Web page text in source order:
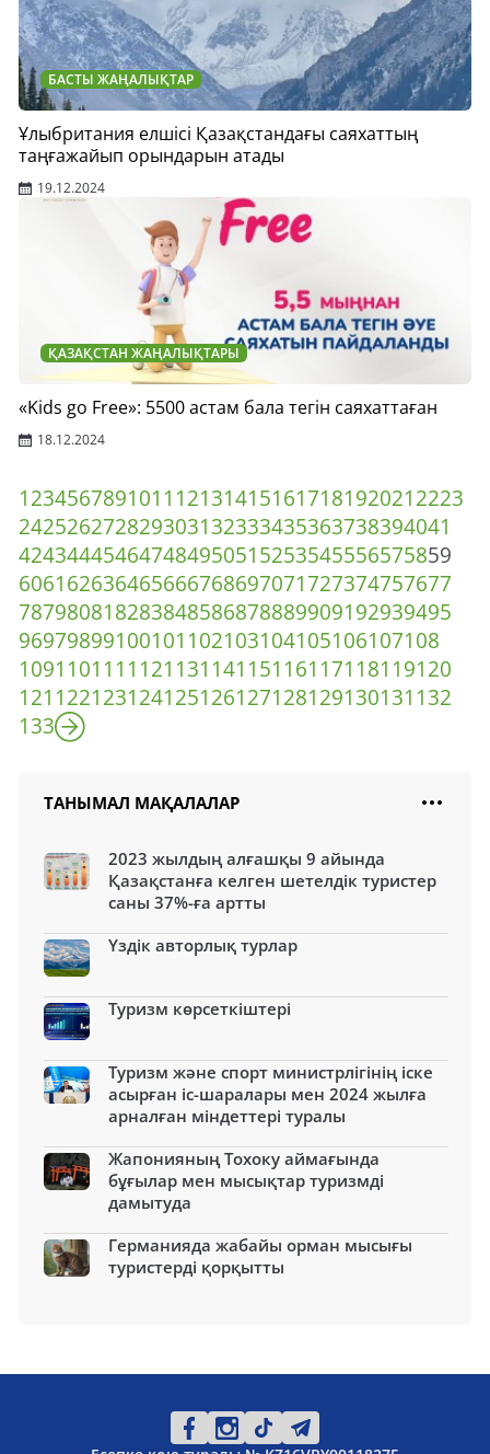
БАСТЫ ЖАҢАЛЫҚТАР
Ұлыбритания елшісі Қазақстандағы саяхаттың
таңғажайып орындарын атады
19.12.2024
ҚАЗАҚСТАН ЖАҢАЛЫҚТАРЫ
«Kids go Free»: 5500 астам бала тегін саяхаттаған
18.12.2024
1234567891011 121314151617181920212223
242526272829303132333435363738394041
424344454647484950515253545556575859
606162636465666768697071727374757677
787980818283848586878889909192939495
96979899100101 102103104105106107108
109110111 112113114115116117118119120
121 122123124125126127128129130131 132
133
ТАНЫМАЛ МАҚАЛАЛАР
2023 жылдың алғашқы 9 айында
Қазақстанға келген шетелдік туристер
саны 37%-ға артты
Үздік авторлық турлар
Туризм көрсеткіштері
Туризм және спорт министрлігінің іске
асырған іс-шаралары мен 2024 жылға
арналған міндеттері туралы
Жапонияның Тохоку аймағында
бұғылар мен мысықтар туризмді
дамытуда
Германияда жабайы орман мысығы
туристерді қорқытты